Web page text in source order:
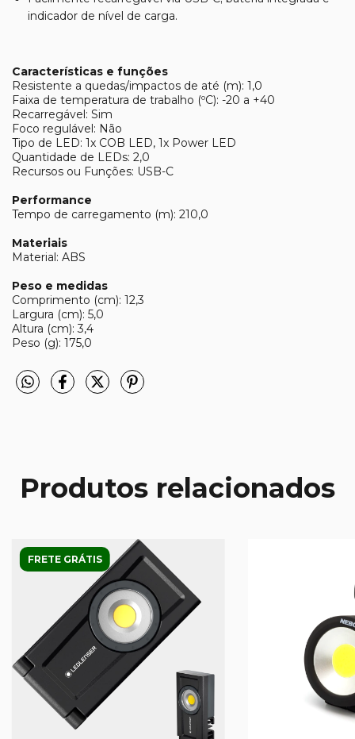
indicador de nível de carga.
Características e funções
Resistente a quedas/impactos de até (m): 1,0
Faixa de temperatura de trabalho (ºC): -20 a +40
Recarregável: Sim
Foco regulável: Não
Tipo de LED: 1x COB LED, 1x Power LED
Quantidade de LEDs: 2,0
Recursos ou Funções: USB-C
Performance
Tempo de carregamento (m): 210,0
Materiais
Material: ABS
Peso e medidas
Comprimento (cm): 12,3
Largura (cm): 5,0
Altura (cm): 3,4
Peso (g): 175,0
Produtos relacionados
FRETE GRÁTIS